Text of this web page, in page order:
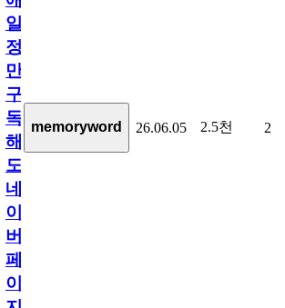
일
정
만
구
독
해
도
네
이
버
페
이
memoryword 26.06.05 2.5천 2